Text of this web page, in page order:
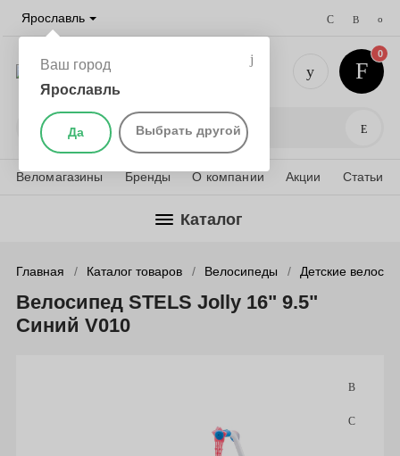
Ярославль
Ваш город
Ярославль
Да Выбрать другой Поиск
+7
0
Веломагазины Бренды О компании Акции Статьи
Каталог
Главная Каталог товаров Велосипеды Детские
Велосипед STELS Jolly 16" 9.5"
Синий V010